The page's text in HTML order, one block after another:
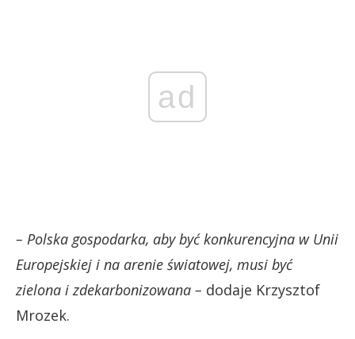
ad
– Polska gospodarka, aby być konkurencyjna w Unii
Europejskiej i na arenie światowej, musi być
zielona i zdekarbonizowana – dodaje Krzysztof
Mrozek.